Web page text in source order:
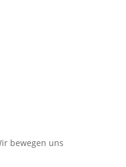
bewegen uns